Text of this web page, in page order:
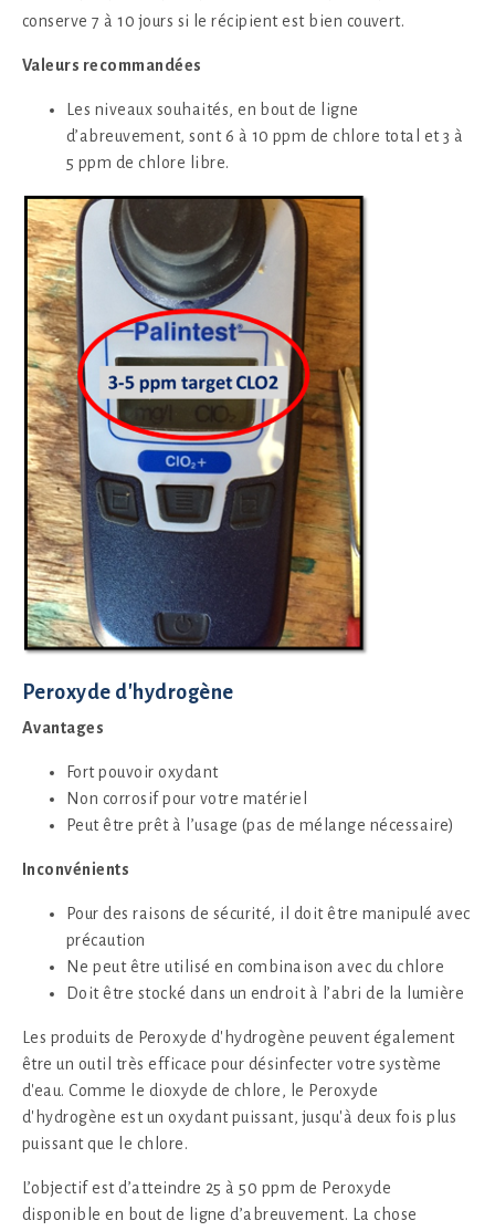
conserve 7 à 10 jours si le récipient est bien couvert.
Valeurs recommandées
Les niveaux souhaités, en bout de ligne
d’abreuvement, sont 6 à 10 ppm de chlore total et 3 à
5 ppm de chlore libre.
Peroxyde d'hydrogène
Avantages
Fort pouvoir oxydant
Non corrosif pour votre matériel
Peut être prêt à l’usage (pas de mélange nécessaire)
Inconvénients
Pour des raisons de sécurité, il doit être manipulé avec
précaution
Ne peut être utilisé en combinaison avec du chlore
Doit être stocké dans un endroit à l’abri de la lumière
Les produits de Peroxyde d'hydrogène peuvent également
être un outil très efficace pour désinfecter votre système
d'eau. Comme le dioxyde de chlore, le Peroxyde
d'hydrogène est un oxydant puissant, jusqu'à deux fois plus
puissant que le chlore.
L’objectif est d’atteindre 25 à 50 ppm de Peroxyde
disponible en bout de ligne d’abreuvement. La chose